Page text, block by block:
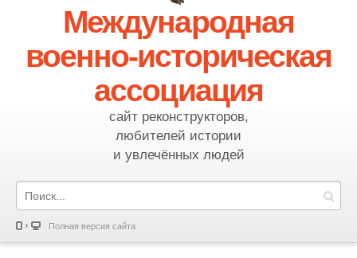
Международная
военно-историческая
ассоциация
сайт реконструкторов,
любителей истории
и увлечённых людей
Полная версия сайта